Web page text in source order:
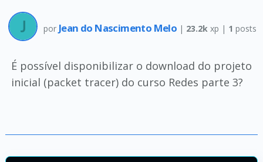
por Jean do Nascimento Melo | 23.2k xp | 1 posts
É possível disponibilizar o download do projeto
inicial (packet tracer) do curso Redes parte 3?